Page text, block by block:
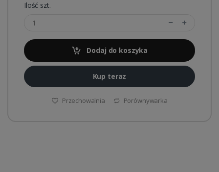
Ilość szt.
Dodaj do koszyka
Kup teraz
Przechowalnia Porównywarka